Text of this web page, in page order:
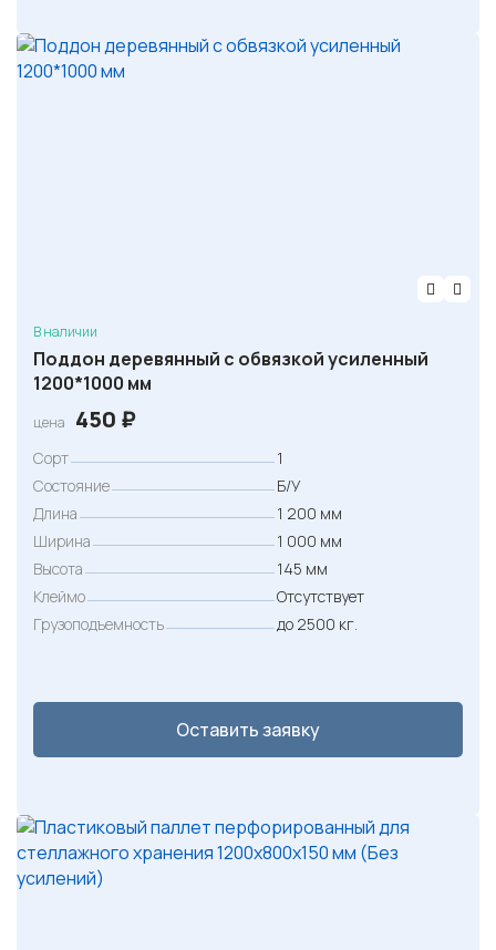
е
я
л
а
₽
.
В наличии
Поддон деревянный с обвязкой усиленный
1200*1000 мм
цена 450 ₽
Сорт
1
Состояние
Б/У
Длина
1 200 мм
Ширина
1 000 мм
Высота
145 мм
Клеймо
Отсутствует
Грузоподъемность
до 2500 кг.
Оставить заявку